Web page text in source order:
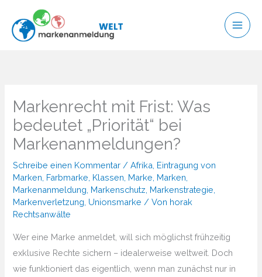
Inhalt
springen
Markenrecht mit Frist: Was
bedeutet „Priorität“ bei
Markenanmeldungen?
Schreibe einen Kommentar /Afrika Eintragung von
Marken Farbmarke Klassen Marke Marken
Markenanmeldung Markenschutz Markenstrategie
Markenverletzung Unionsmarke / Von horak
Rechtsanwälte
Wer eine Marke anmeldet, will sich möglichst frühzeitig
exklusive Rechte sichern – idealerweise weltweit. Doch
wie funktioniert das eigentlich, wenn man zunächst nur in